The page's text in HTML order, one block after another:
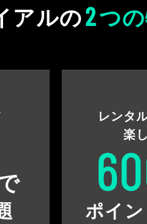
アルの2つ
レンタ
楽
ポイ